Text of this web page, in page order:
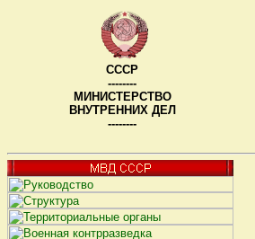
СССР
--------
МИНИСТЕРСТВО
ВНУТРЕННИХ ДЕЛ
--------